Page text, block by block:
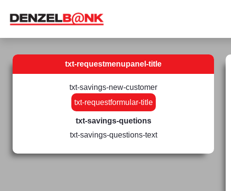
txt-requestmenupanel-title
txt-savings-new-customer
txt-requestformular-title
txt-savings-quetions
txt-savings-questions-text